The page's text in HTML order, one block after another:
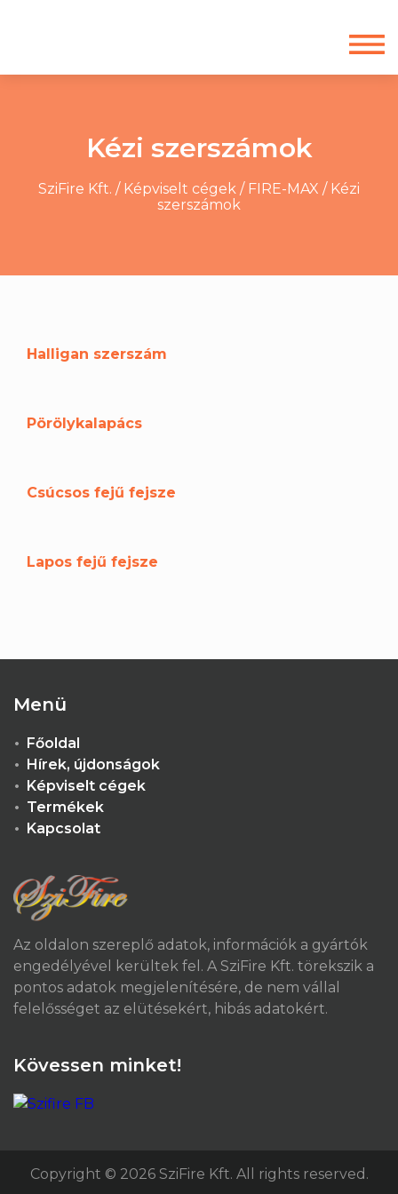
Kézi szerszámok
SziFire Kft. / Képviselt cégek / FIRE-MAX / Kézi
szerszámok
Halligan szerszám
Pörölykalapács
Csúcsos fejű fejsze
Lapos fejű fejsze
Menü
Főoldal
Hírek, újdonságok
Képviselt cégek
Termékek
Kapcsolat
Az oldalon szereplő adatok, információk a gyártók
engedélyével kerültek fel. A SziFire Kft. törekszik a
pontos adatok megjelenítésére, de nem vállal
felelősséget az elütésekért, hibás adatokért.
Kövessen minket!
Copyright © 2026 SziFire Kft. All rights reserved.